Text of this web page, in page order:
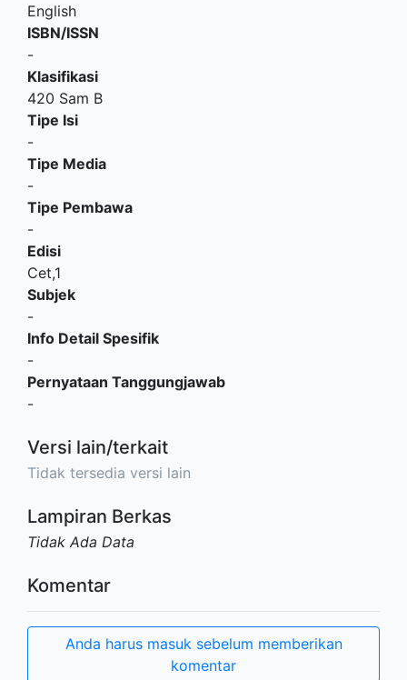
English
ISBN/ISSN
-
Klasifikasi
420 Sam B
Tipe Isi
-
Tipe Media
-
Tipe Pembawa
-
Edisi
Cet,1
Subjek
-
Info Detail Spesifik
-
Pernyataan Tanggungjawab
-
Versi lain/terkait
Tidak tersedia versi lain
Lampiran Berkas
Tidak Ada Data
Komentar
Anda harus masuk sebelum memberikan
komentar